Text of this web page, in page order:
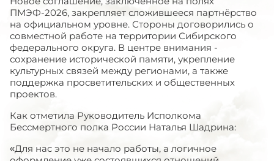
ПМЭФ-2026, закрепляет сложившееся партнёрство
на официальном уровне. Стороны договорились о
совместной работе на территории Сибирского
федерального округа. В центре внимания -
сохранение исторической памяти, укрепление
культурных связей между регионами, а также
поддержка просветительских и общественных
проектов.
Как отметила Руководитель Исполкома
Бессмертного полка России Наталья Шадрина:
«Для нас это не начало работы, а логичное